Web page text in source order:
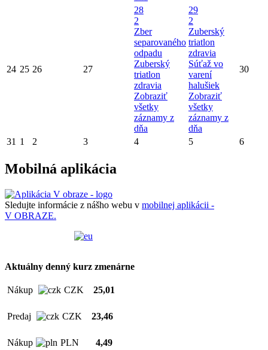
24 25 26 27
28
2
Zber
separovaného
odpadu
Zuberský
triatlon
zdravia
Zobraziť
všetky
záznamy z
dňa
29
2
Zuberský
triatlon
zdravia
Súťaž vo
varení
halušiek
Zobraziť
všetky
záznamy z
dňa
30
31 1 2 3 4 5 6
Mobilná aplikácia
Sledujte informácie z nášho webu v mobilnej aplikácii -
V OBRAZE.
Aktuálny denný kurz zmenárne
Nákup CZK 25,01
Predaj CZK 23,46
Nákup PLN 4,49